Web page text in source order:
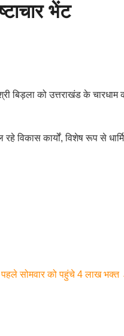
भेंट
बिड़ला को उत्तराखंड के चारधाम
विकास कार्यों, विशेष रूप से
सोमवार को पहुंचे 4 लाख भक्त